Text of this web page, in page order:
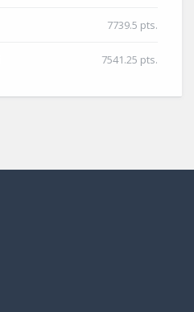
7739.5 pts.
7541.25 pts.